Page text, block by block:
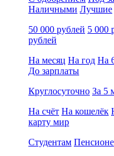
Наличными Лучшие
50 000 рублей 5 000
рублей
На месяц На год На
До зарплаты
Круглосуточно За 5
На счёт На кошелёк
карту мир
Студентам